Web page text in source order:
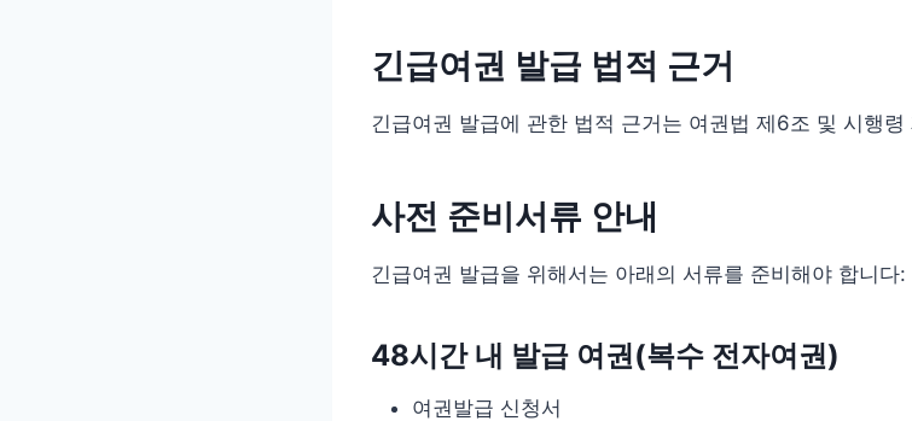
긴급여권 발급 법적 근거
긴급여권 발급에 관한 법적 근거는 여권법 제6조 및 시행
사전 준비서류 안내
긴급여권 발급을 위해서는 아래의 서류를 준비해야 합니다:
48시간 내 발급 여권(복수 전자여권)
여권발급 신청서